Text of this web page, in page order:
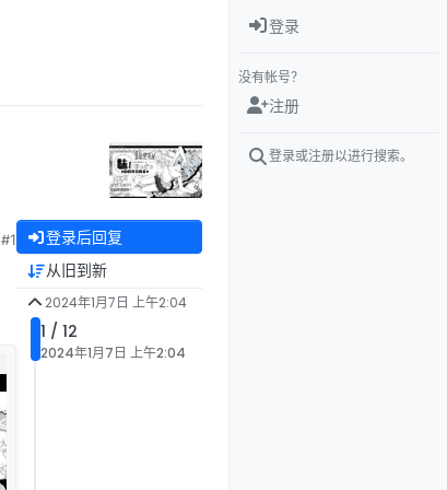
#1 登录后回复
从旧到新
2024年1月7日 上午2:04
1 / 12
2024年1月7日 上午2:04
登录
没有帐号？
注册
登录或注册以进行搜索。